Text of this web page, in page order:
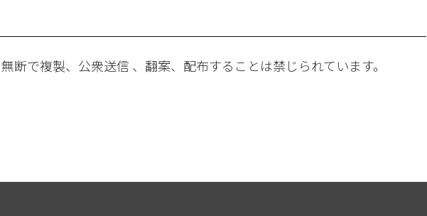
断で複製、公衆送信 、翻案、配布することは禁じられています。